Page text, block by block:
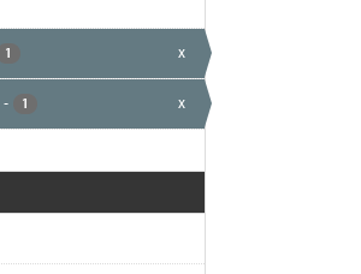
1 x
- 1 x